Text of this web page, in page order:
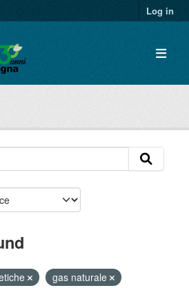
Log in
gas naturale